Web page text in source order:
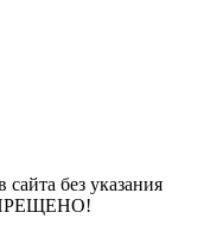
без указания